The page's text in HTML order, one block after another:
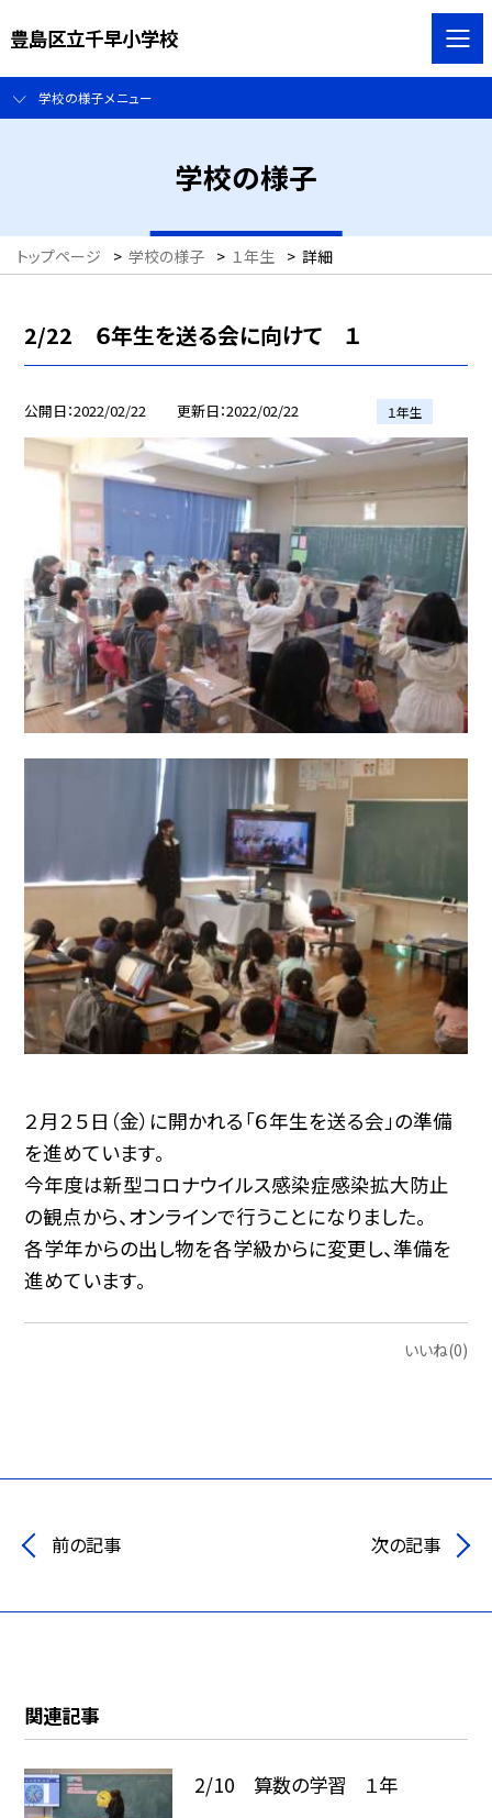
豊島区立千早小学校
学校の様子メニュー
学校の様子
トップページ > 学校の様子 > １年生 > 詳細
2/22 ６年生を送る会に向けて １
公開日 2022/02/22 更新日 2022/02/22 １年生
２月２５日（金）に開かれる「６年生を送る会」の準備
を進めています。
今年度は新型コロナウイルス感染症感染拡大防止
の観点から、オンラインで行うことになりました。
各学年からの出し物を各学級からに変更し、準備を
進めています。
いいね(0)
前の記事 次の記事
関連記事
2/10 算数の学習 １年